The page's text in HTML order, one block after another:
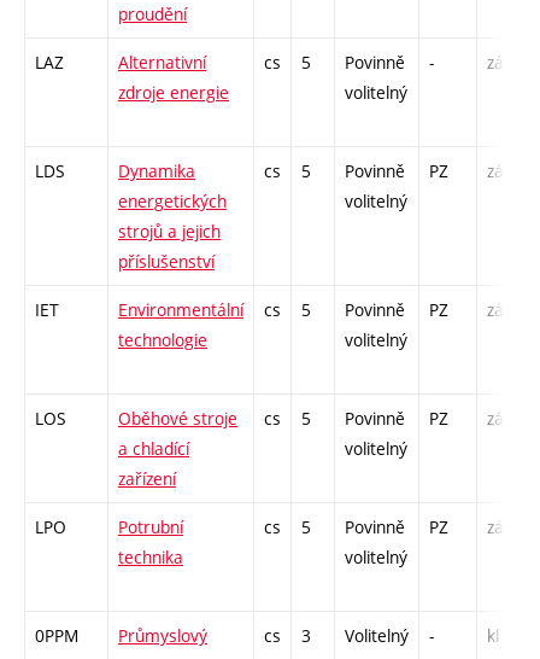
proudění
LAZ
Alternativní
zdroje energie
cs 5
Povinně
volitelný
- zá,zk
LDS
Dynamika
energetických
strojů a jejich
příslušenství
cs 5
Povinně
volitelný
PZ zá,zk
IET
Environmentální
technologie
cs 5
Povinně
volitelný
PZ zá,zk
LOS
Oběhové stroje
a chladící
zařízení
cs 5
Povinně
volitelný
PZ zá,zk
LPO
Potrubní
technika
cs 5
Povinně
volitelný
PZ zá,zk
0PPM
Průmyslový
cs 3 Volitelný - kl